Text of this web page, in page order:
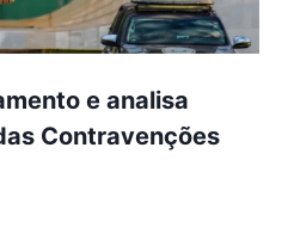
e analisa
Contravenções